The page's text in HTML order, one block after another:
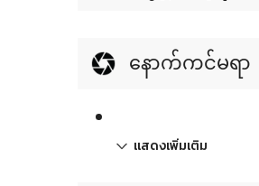
နောက်ကင်မရာ
แสดงเพิ่มเติม